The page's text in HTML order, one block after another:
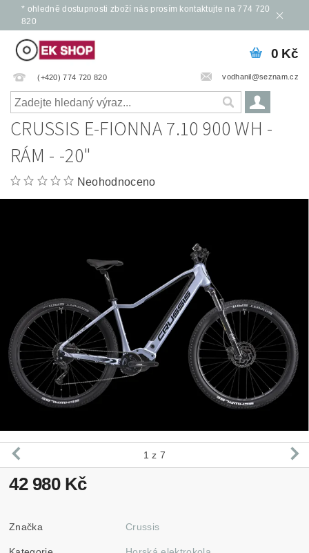
* ohledně dostupnosti zboží nás prosím kontaktujte na 774 720
820
(+420) 774 720 820 vodhanil@seznam.cz
0 Kč
CRUSSIS E-FIONNA 7.10 900 WH -
RÁM - -20"
Neohodnoceno
1 z 7
42 980 Kč
Značka Crussis